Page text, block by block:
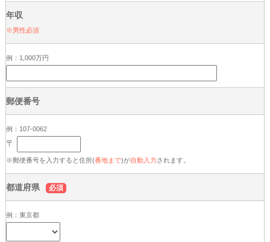
年収
※男性必須
例：1,000万円
郵便番号
例：107-0062
〒
※郵便番号を入力すると住所(番地まで)が自動入力されます。
都道府県 必須
例：東京都